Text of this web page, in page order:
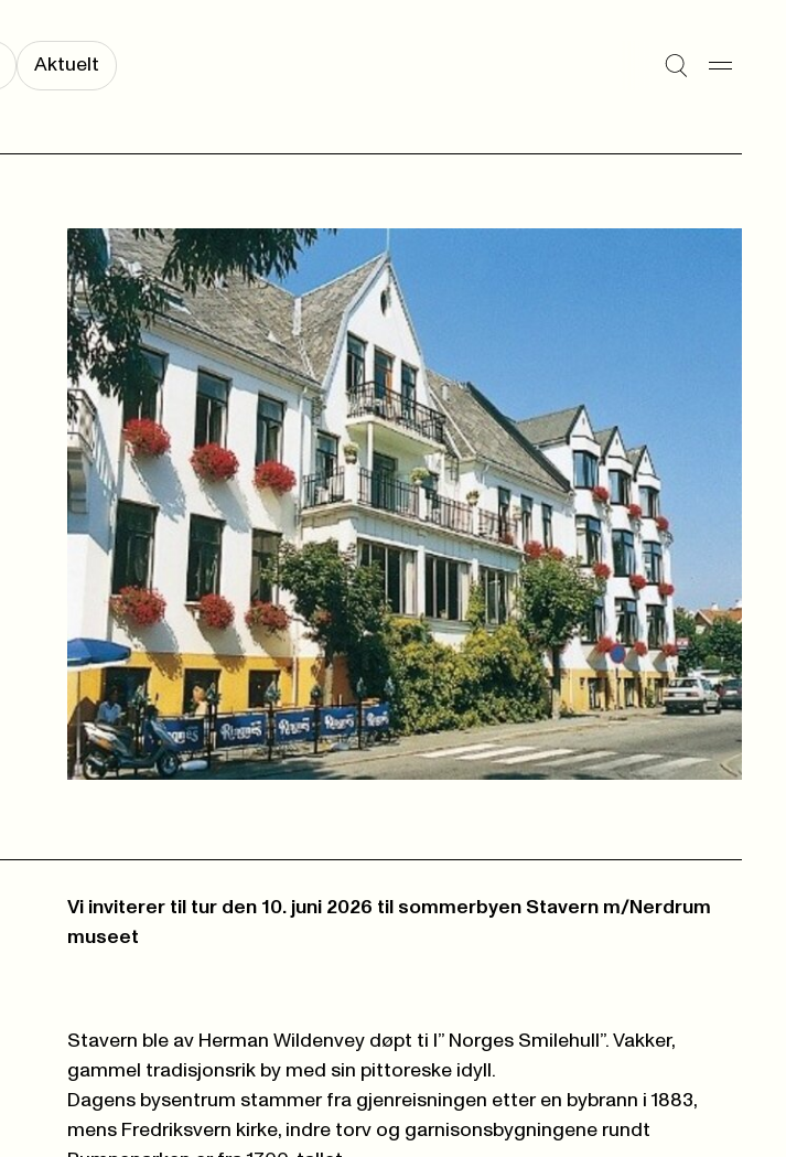
Aktuelt
Vi inviterer til tur den 10. juni 2026 til sommerbyen Stavern m/Nerdrum
museet
Stavern ble av Herman Wildenvey døpt ti l” Norges Smilehull”. Vakker,
gammel tradisjonsrik by med sin pittoreske idyll.
Dagens bysentrum stammer fra gjenreisningen etter en bybrann i 1883,
mens Fredriksvern kirke, indre torv og garnisonsbygningene rundt